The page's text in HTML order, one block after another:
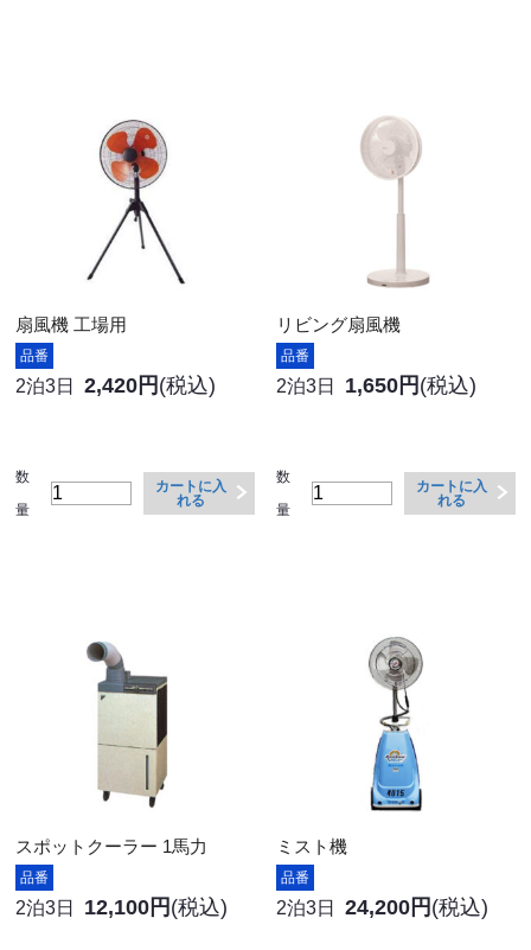
扇風機 工場用
品番
2泊3日 2,420円 (税込)
数
量
カートに入
れる
リビング扇風機
品番
2泊3日 1,650円 (税込)
数
量
カートに入
れる
スポットクーラー 1馬力
品番
2泊3日 12,100円 (税込)
ミスト機
品番
2泊3日 24,200円 (税込)